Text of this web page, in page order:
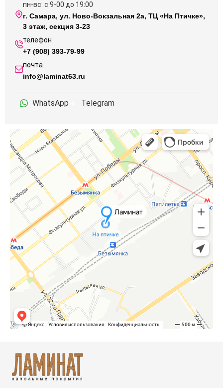
пн-вс: с 9-00 до 19:00
г. Самара, ул. Ново-Вокзальная 2а, ТЦ «На Птичке»,
3 этаж, секция 3-23
телефон
+7 (908) 393-79-99
почта
info@laminat63.ru
WhatsApp Telegram